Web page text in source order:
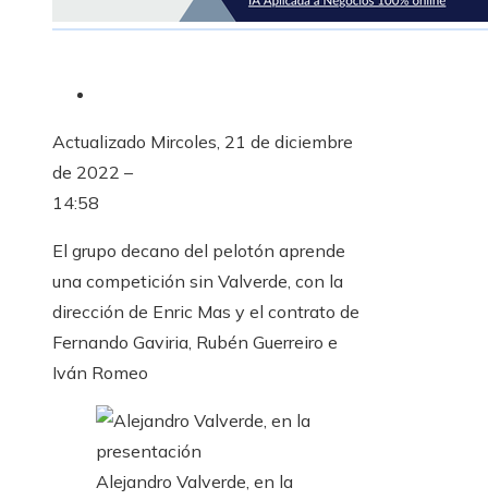
Actualizado Mircoles, 21 de diciembre
de 2022 –
14:58
El grupo decano del pelotón aprende
una competición sin Valverde, con la
dirección de Enric Mas y el contrato de
Fernando Gaviria, Rubén Guerreiro e
Iván Romeo
Alejandro Valverde, en la